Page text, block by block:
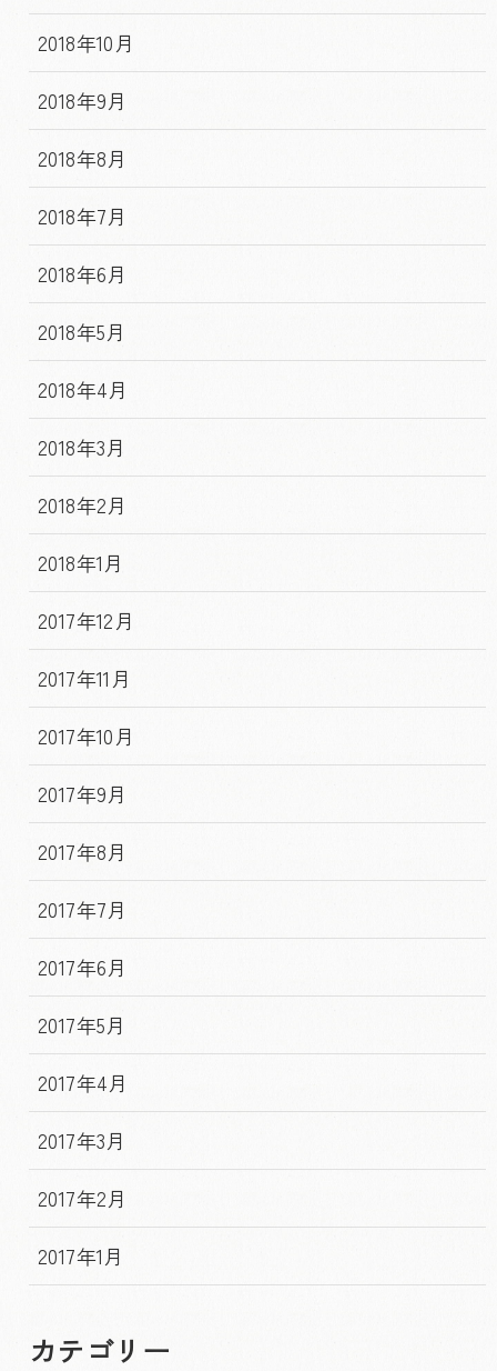
2018年10月
2018年9月
2018年8月
2018年7月
2018年6月
2018年5月
2018年4月
2018年3月
2018年2月
2018年1月
2017年12月
2017年11月
2017年10月
2017年9月
2017年8月
2017年7月
2017年6月
2017年5月
2017年4月
2017年3月
2017年2月
2017年1月
カテゴリー